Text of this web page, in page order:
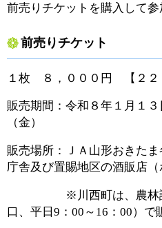
前売りチケットを購入して参
前売りチケット
１枚 ８，０００円 【２２
販売期間：令和８年１月１
（金）
販売場所：ＪＡ山形おきた
庁舎及び置賜地区の酒販店（
※川西町は、農林課（
口、平日9：00～16：00）で